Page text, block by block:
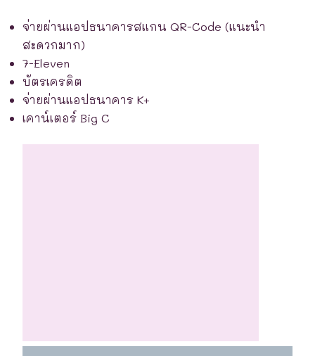
จ่ายผ่านแอปธนาคารสแกน QR-Code (แนะนำ
สะดวกมาก)
7-Eleven
บัตรเครดิต
จ่ายผ่านแอปธนาคาร K+
เคาน์เตอร์ Big C